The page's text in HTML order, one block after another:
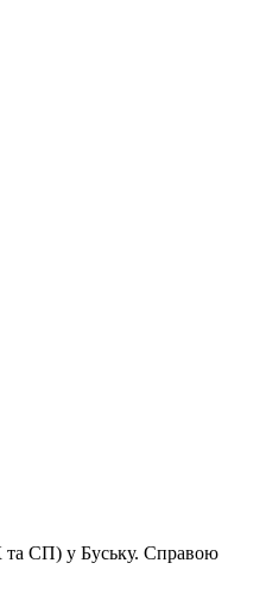
та СП) у Буську. Справою